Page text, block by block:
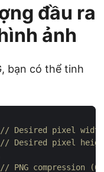
đầu ra
ảnh
bạn có thể tinh
// Desired pixel width
// Desired pixel
// PNG compression